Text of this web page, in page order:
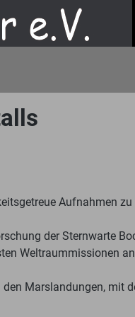
Aufnahmen
der Sternwarte
Weltraummissionen
Marslandungen, mit